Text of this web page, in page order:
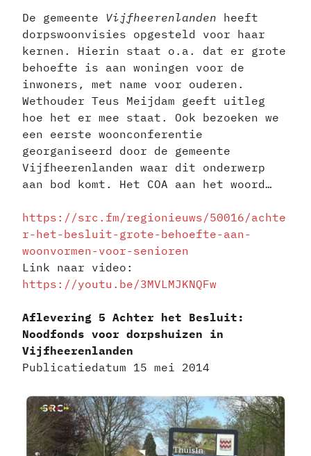
De gemeente Vijfheerenlanden heeft
dorpswoonvisies opgesteld voor haar
kernen. Hierin staat o.a. dat er grote
behoefte is aan woningen voor de
inwoners, met name voor ouderen.
Wethouder Teus Meijdam geeft uitleg
hoe het er mee staat. Ook bezoeken we
een eerste woonconferentie
georganiseerd door de gemeente
Vijfheerenlanden waar dit onderwerp
aan bod komt. Het COA aan het woord…
https://src.fm/regionieuws/50016/achte
r-het-besluit-grote-behoefte-aan-
woonvormen-voor-senioren
Link naar video:
https://youtu.be/3MVLMJKNQFw
Aflevering 5 Achter het Besluit:
Noodfonds voor dorpshuizen in
Vijfheerenlanden
Publicatiedatum 15 mei 2014